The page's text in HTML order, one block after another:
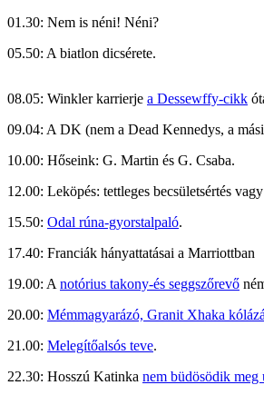
01.30: Nem is néni! Néni?
05.50: A biatlon dicsérete.
08.05: Winkler karrierje a Dessewffy-cikk
09.04: A DK (nem a Dead Kennedys, a
10.00: Hőseink: G. Martin és G. Csaba.
12.00: Leköpés: tettleges becsületsértés
15.50: Odal rúna-gyorstalpaló.
17.40: Franciák hányattatásai a Marriottban
19.00: A notórius takony-és seggszőrevő
20.00: Mémmagyarázó, Granit Xhaka
21.00: Melegítőalsós teve.
22.30: Hosszú Katinka nem büdösödik meg